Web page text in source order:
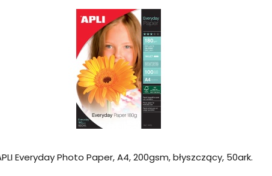
Everyday Photo Paper, A4, 200gsm, błyszczący, 50ark.